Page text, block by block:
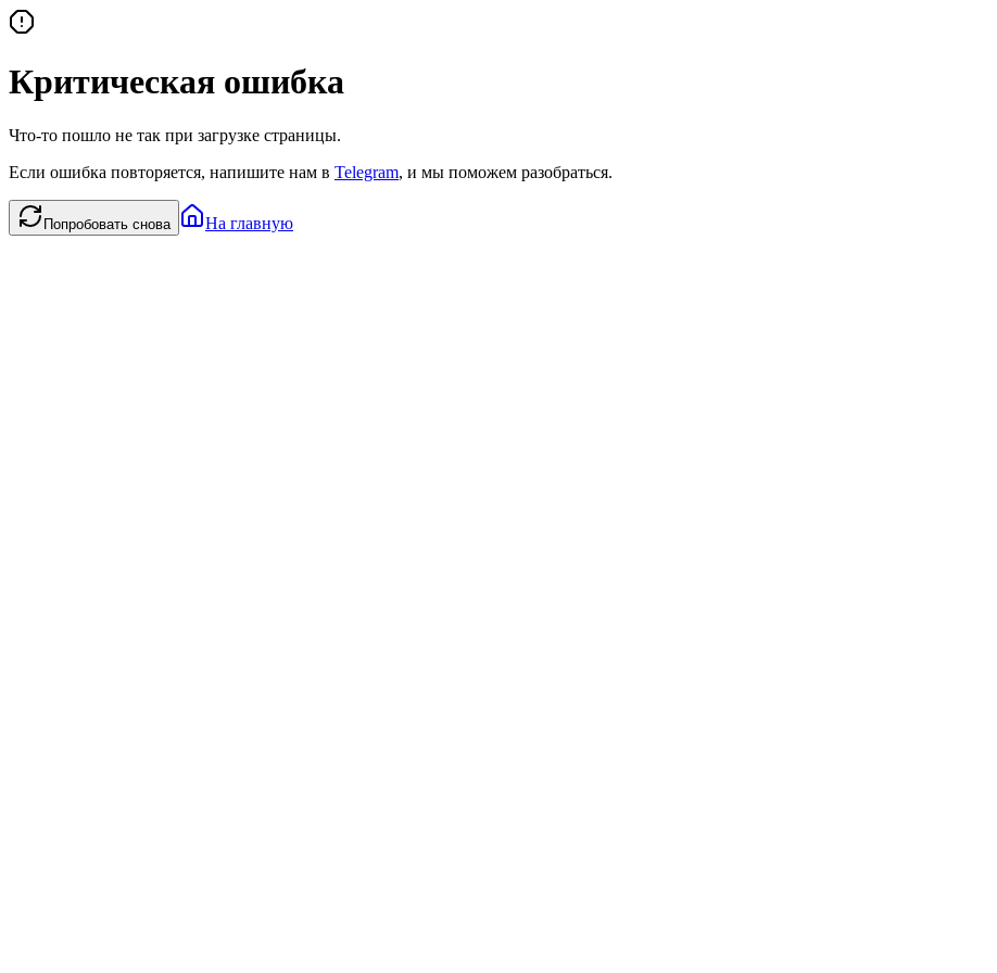
Критическая ошибка
Что-то пошло не так при загрузке страницы.
Если ошибка повторяется, напишите нам в Telegram, и мы поможем разобраться.
Попробовать снова На главную